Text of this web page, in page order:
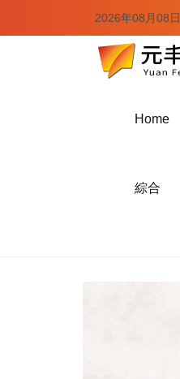
2026年08月08日
Home
綜合